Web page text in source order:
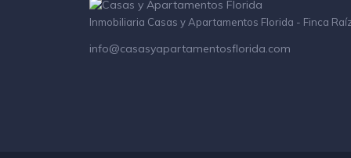
Inmobiliaria Casas y Apartamentos Florida - Finca
info@casasyapartamentosflorida.com